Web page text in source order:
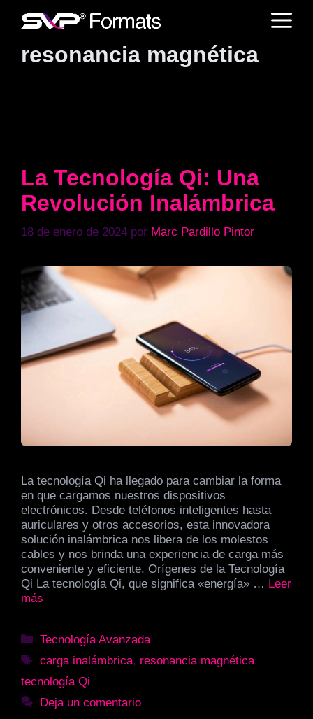
resonancia magnética
La Tecnología Qi: Una
Revolución Inalámbrica
18 de enero de 2024 por Marc Pardillo Pintor
La tecnología Qi ha llegado para cambiar la forma
en que cargamos nuestros dispositivos
electrónicos. Desde teléfonos inteligentes hasta
auriculares y otros accesorios, esta innovadora
solución inalámbrica nos libera de los molestos
cables y nos brinda una experiencia de carga más
conveniente y eficiente. Orígenes de la Tecnología
Qi La tecnología Qi, que significa «energía» … Leer
más
Categorías
Tecnología Avanzada
Etiquetas
carga inalámbrica, resonancia magnética,
tecnología Qi
Deja un comentario